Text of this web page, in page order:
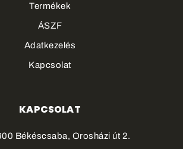
Termékek
ÁSZF
Adatkezelés
Kapcsolat
KAPCSOLAT
Békéscsaba, Orosházi út 2.